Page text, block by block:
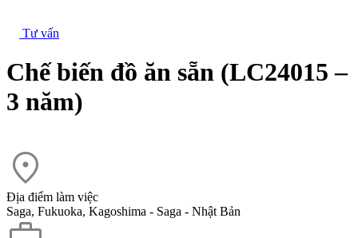
Tư vấn
Chế biến đồ ăn sẵn (LC24015 –
3 năm)
Địa điểm làm việc
Saga, Fukuoka, Kagoshima - Saga - Nhật Bản